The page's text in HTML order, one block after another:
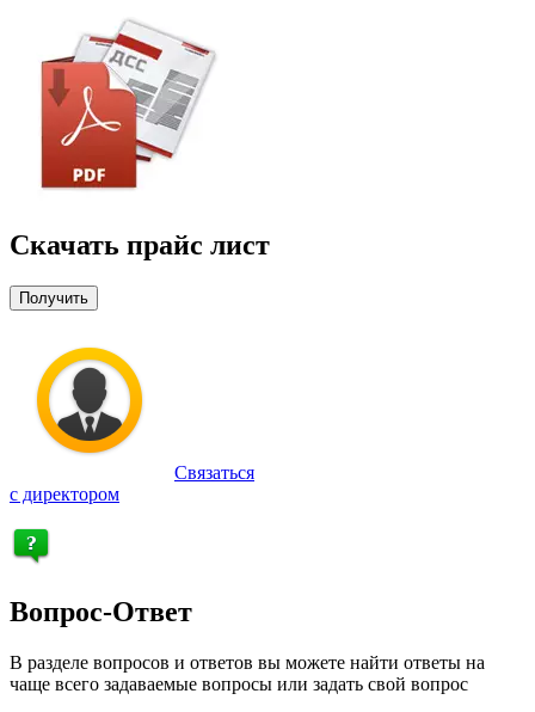
Скачать прайс лист
Получить
Связаться
с директором
Вопрос-Ответ
В разделе вопросов и ответов вы можете найти ответы на
чаще всего задаваемые вопросы или задать свой вопрос